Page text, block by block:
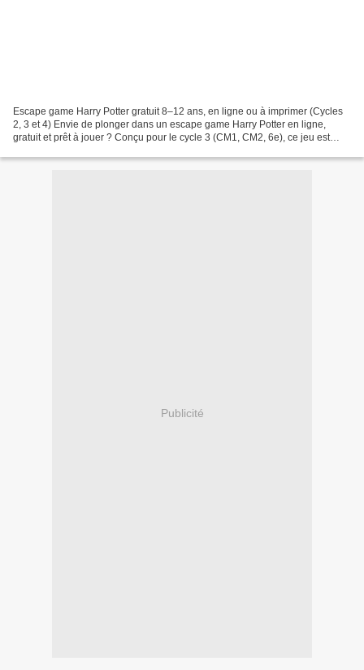
Escape game Harry Potter gratuit 8–12 ans, en ligne ou à imprimer (Cycles
2, 3 et 4) Envie de plonger dans un escape game Harry Potter en ligne,
gratuit et prêt à jouer ? Conçu pour le cycle 3 (CM1, CM2, 6e), ce jeu est
Publicité